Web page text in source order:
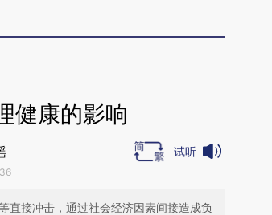
健康的影响
试听
直接冲击，通过社会经济因素间接造成负